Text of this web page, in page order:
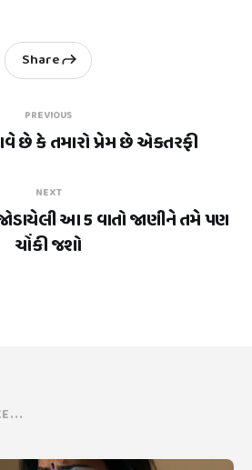
PREVIOUS
કે તમારો પ્રેમ છે એકતરફી
Share
NEXT
આ 5 વાતો જાણીને તમે પણ
ચોંકી જશો